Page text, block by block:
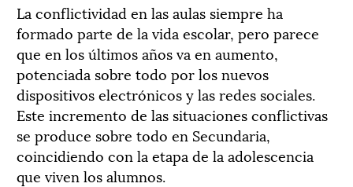
La conflictividad en las aulas siempre ha
formado parte de la vida escolar, pero parece
que en los últimos años va en aumento,
potenciada sobre todo por los nuevos
dispositivos electrónicos y las redes sociales.
Este incremento de las situaciones conflictivas
se produce sobre todo en Secundaria,
coincidiendo con la etapa de la adolescencia
que viven los alumnos.